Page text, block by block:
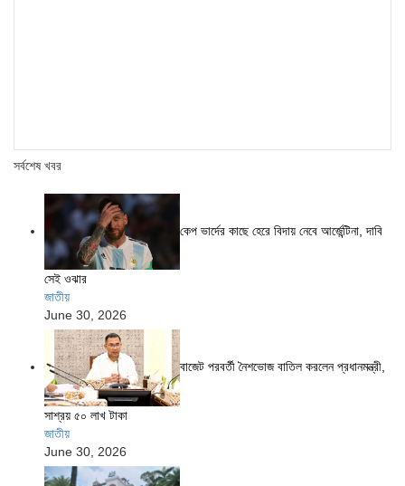
সর্বশেষ খবর
কেপ ভার্দের কাছে হেরে বিদায় নেবে আর্জেন্টিনা, দাবি
সেই ওঝার
জাতীয়
June 30, 2026
বাজেট পরবর্তী নৈশভোজ বাতিল করলেন প্রধানমন্ত্রী,
সাশ্রয় ৫০ লাখ টাকা
জাতীয়
June 30, 2026